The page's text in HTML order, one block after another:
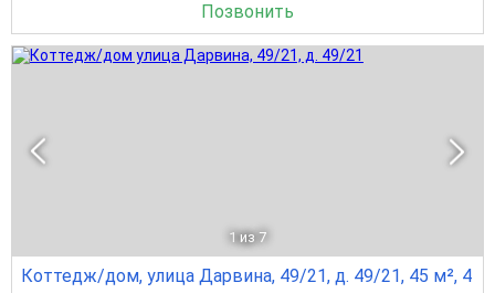
Позвонить
1 из 7
Коттедж/дом, улица Дарвина, 49/21, д. 49/21, 45 м², 4